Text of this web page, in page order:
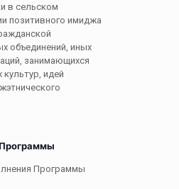
в сельском
позитивного имиджа
объединений, иных
занимающихся
идей
Программы